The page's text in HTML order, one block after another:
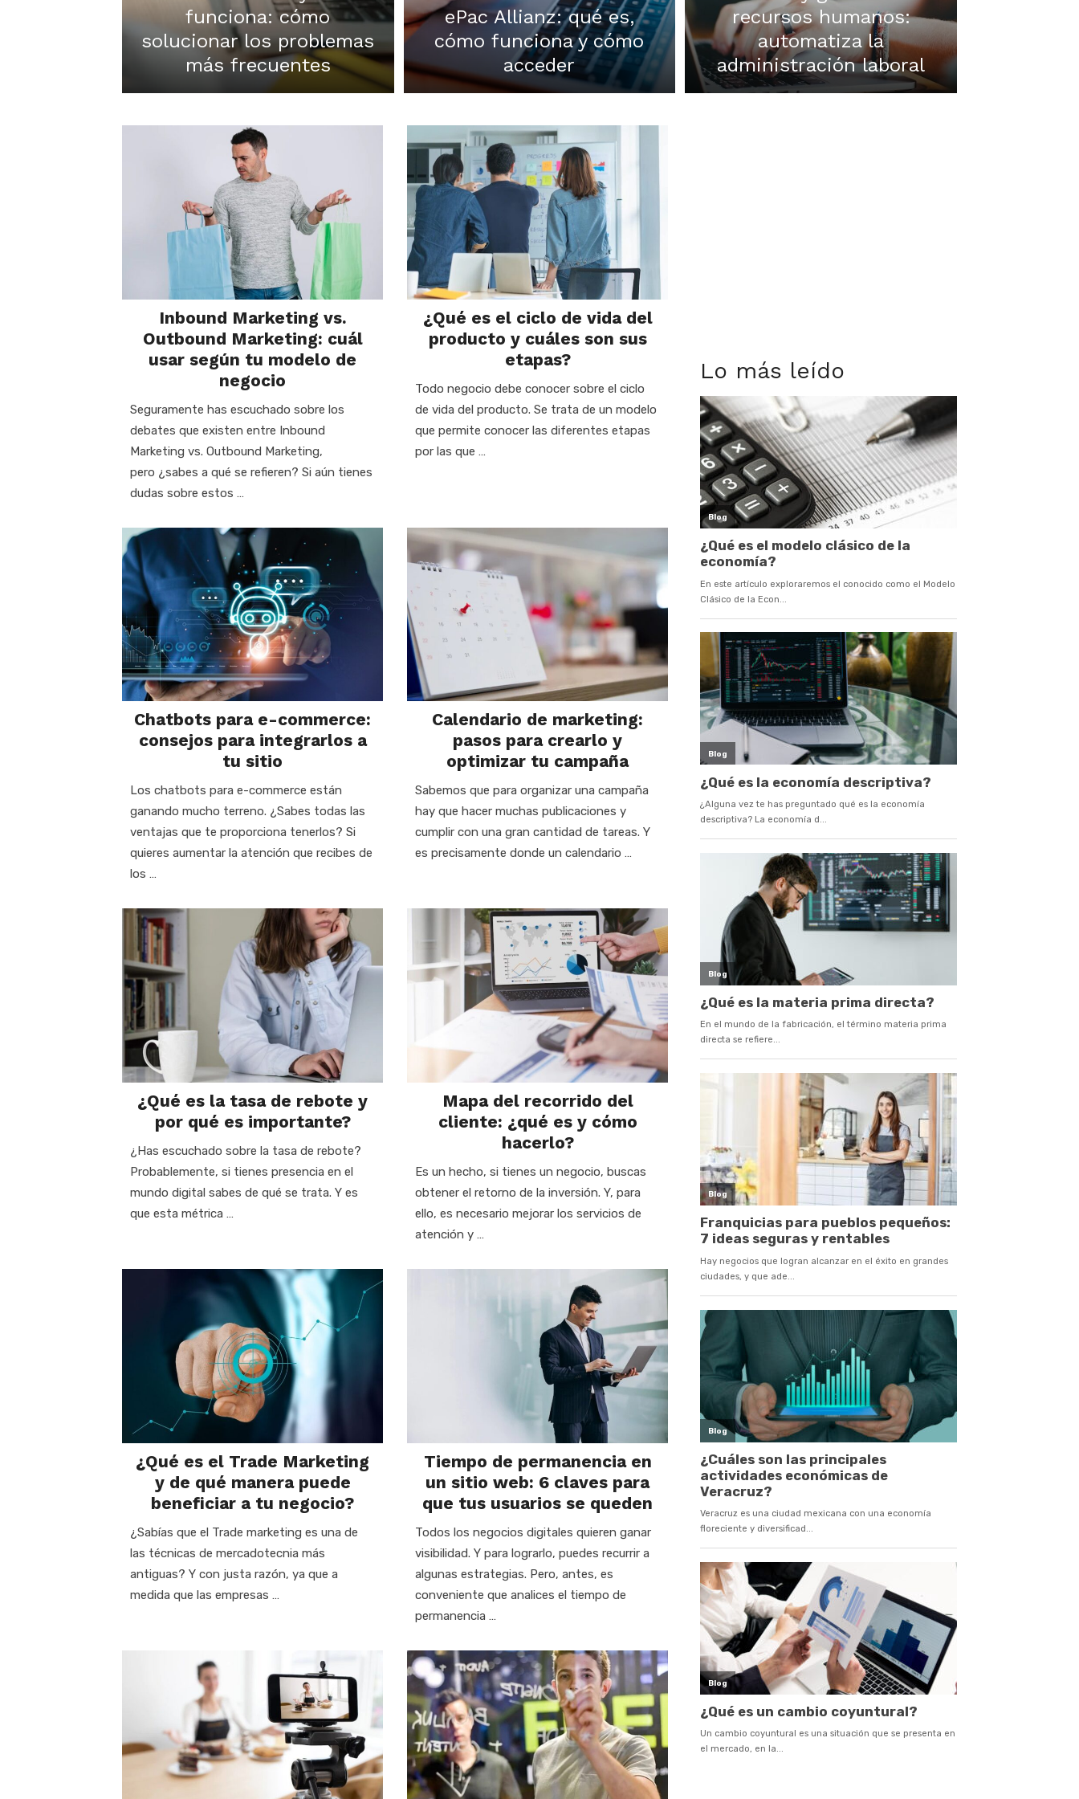
funciona: cómo
solucionar los problemas
más frecuentes
ePac Allianz: qué es,
cómo funciona y cómo
acceder
recursos humanos:
automatiza la
administración laboral
Inbound Marketing vs.
Outbound Marketing: cuál
usar según tu modelo de
negocio
Seguramente has escuchado sobre los
debates que existen entre Inbound
Marketing vs. Outbound Marketing,
pero ¿sabes a qué se refieren? Si aún tienes
dudas sobre estos …
¿Qué es el ciclo de vida del
producto y cuáles son sus
etapas?
Todo negocio debe conocer sobre el ciclo
de vida del producto. Se trata de un modelo
que permite conocer las diferentes etapas
por las que …
Chatbots para e-commerce:
consejos para integrarlos a
tu sitio
Los chatbots para e-commerce están
ganando mucho terreno. ¿Sabes todas las
ventajas que te proporciona tenerlos? Si
quieres aumentar la atención que recibes de
los …
Calendario de marketing:
pasos para crearlo y
optimizar tu campaña
Sabemos que para organizar una campaña
hay que hacer muchas publicaciones y
cumplir con una gran cantidad de tareas. Y
es precisamente donde un calendario …
¿Qué es la tasa de rebote y
por qué es importante?
¿Has escuchado sobre la tasa de rebote?
Probablemente, si tienes presencia en el
mundo digital sabes de qué se trata. Y es
que esta métrica …
Mapa del recorrido del
cliente: ¿qué es y cómo
hacerlo?
Es un hecho, si tienes un negocio, buscas
obtener el retorno de la inversión. Y, para
ello, es necesario mejorar los servicios de
atención y …
¿Qué es el Trade Marketing
y de qué manera puede
beneficiar a tu negocio?
¿Sabías que el Trade marketing es una de
las técnicas de mercadotecnia más
antiguas? Y con justa razón, ya que a
medida que las empresas …
Tiempo de permanencia en
un sitio web: 6 claves para
que tus usuarios se queden
Todos los negocios digitales quieren ganar
visibilidad. Y para lograrlo, puedes recurrir a
algunas estrategias. Pero, antes, es
conveniente que analices el tiempo de
permanencia …
Lo más leído